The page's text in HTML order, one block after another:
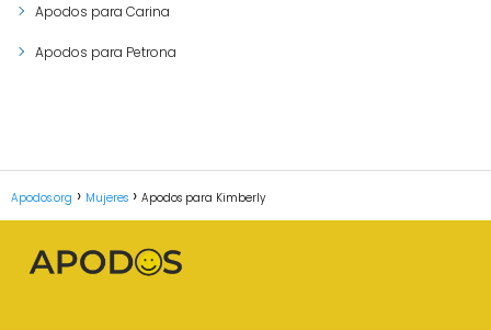
Apodos para Carina
Apodos para Petrona
Apodos.org Mujeres Apodos para Kimberly